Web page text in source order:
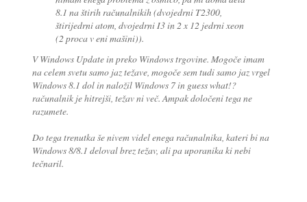
8.1 na štirih računalnikih (dvojedrni T2300,
štirijedrni atom, dvojedrni I3 in 2 x 12 jedrni xeon
(2 proca v eni mašini)).
V Windows Update in preko Windows trgovine. Mogoče imam
na celem svetu samo jaz težave, mogoče sem tudi samo jaz vrgel
Windows 8.1 dol in naložil Windows 7 in guess what!?
računalnik je hitrejši, težav ni več. Ampak določeni tega ne
razumete.
Do tega trenutka še nivem videl enega računalnika, kateri bi na
Windows 8/8.1 deloval brez težav, ali pa uporanika ki nebi
tečnaril.